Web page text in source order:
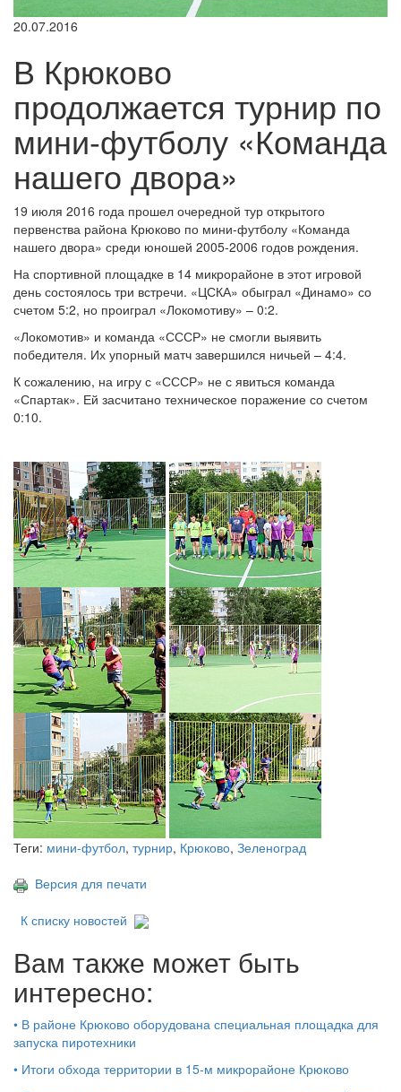
20.07.2016
В Крюково
продолжается турнир по
мини-футболу «Команда
нашего двора»
19 июля 2016 года прошел очередной тур открытого
первенства района Крюково по мини-футболу «Команда
нашего двора» среди юношей 2005-2006 годов рождения.
На спортивной площадке в 14 микрорайоне в этот игровой
день состоялось три встречи. «ЦСКА» обыграл «Динамо» со
счетом 5:2, но проиграл «Локомотиву» – 0:2.
«Локомотив» и команда «СССР» не смогли выявить
победителя. Их упорный матч завершился ничьей – 4:4.
К сожалению, на игру с «СССР» не с явиться команда
«Спартак». Ей засчитано техническое поражение со счетом
0:10.
Теги: мини-футбол, турнир, Крюково, Зеленоград
Версия для печати
К списку новостей
Вам также может быть
интересно:
• В районе Крюково оборудована специальная площадка для
запуска пиротехники
• Итоги обхода территории в 15‑м микрорайоне Крюково